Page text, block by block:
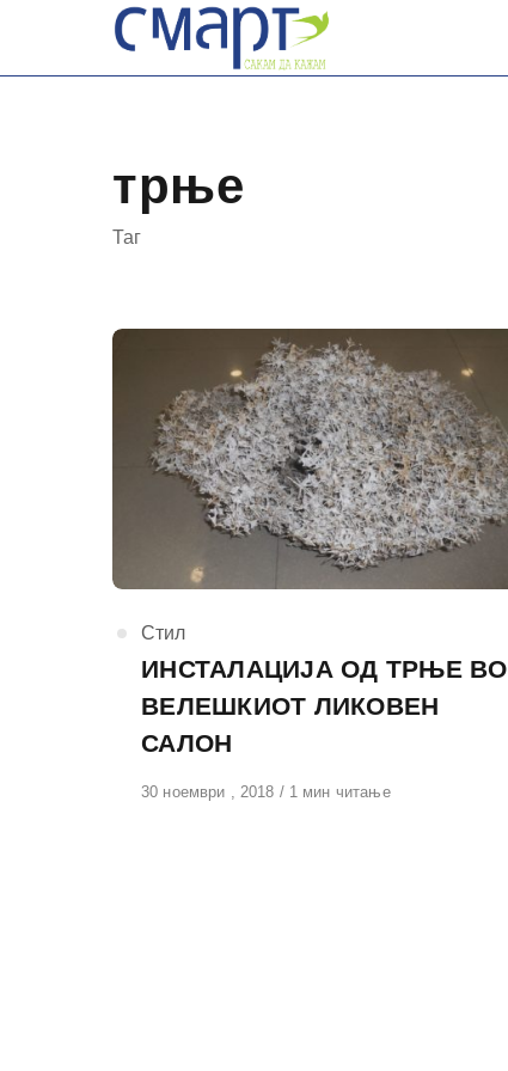
content
трње
Таг
КАтегорија
Стил
ИНСТАЛАЦИЈА ОД ТРЊЕ ВО
ВЕЛЕШКИОТ ЛИКОВЕН
САЛОН
Објавено
30 ноември , 2018 1 мин читање